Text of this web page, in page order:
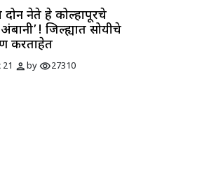
दोन नेते हे कोल्हापूरचे
जिल्ह्यात सोयीचे
करताहेत
21 personbyvisibility27310